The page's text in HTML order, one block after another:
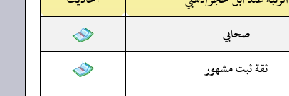
صحابي
ثقة ثبت مشهور